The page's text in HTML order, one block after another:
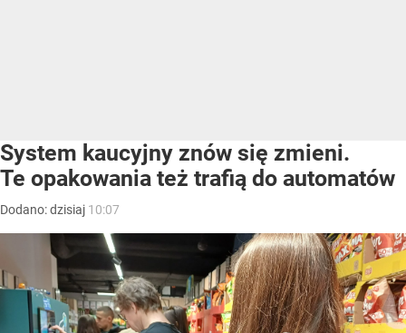
System kaucyjny znów się zmieni.
Te opakowania też trafią do automatów
Dodano:dzisiaj 10:07